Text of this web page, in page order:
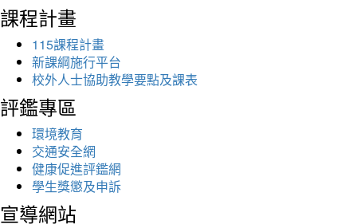
課程計畫
115課程計畫
新課綱施行平台
校外人士協助教學要點及課表
評鑑專區
環境教育
交通安全網
健康促進評鑑網
學生獎懲及申訴
宣導網站